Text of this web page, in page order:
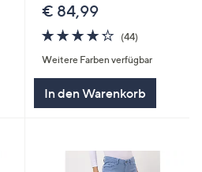
€ 84,99
4.2
von
5
(44)
Weitere Farben verfügbar
In den Warenkorb